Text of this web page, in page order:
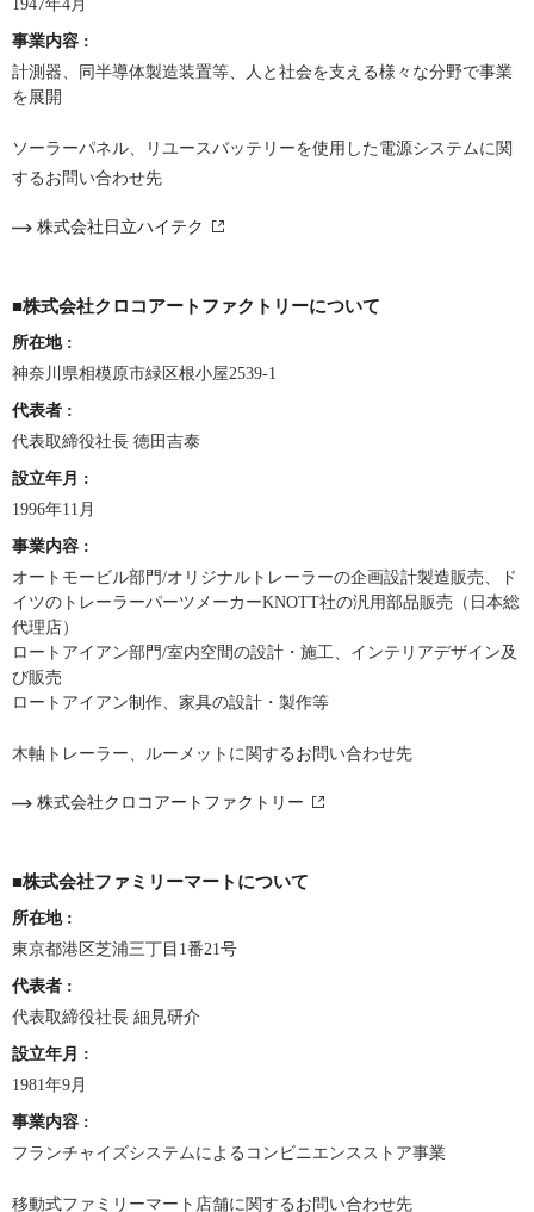
1947年4月
事業内容 :
計測器、同半導体製造装置等、人と社会を支える様々な分野で事業
を展開
ソーラーパネル、リユースバッテリーを使用した電源システムに関
するお問い合わせ先
株式会社日立ハイテク
■株式会社クロコアートファクトリーについて
所在地 :
神奈川県相模原市緑区根小屋2539-1
代表者 :
代表取締役社長 徳田吉泰
設立年月 :
1996年11月
事業内容 :
オートモービル部門/オリジナルトレーラーの企画設計製造販売、ド
イツのトレーラーパーツメーカーKNOTT社の汎用部品販売（日本総
代理店）
ロートアイアン部門/室内空間の設計・施工、インテリアデザイン及
び販売
ロートアイアン制作、家具の設計・製作等
木軸トレーラー、ルーメットに関するお問い合わせ先
株式会社クロコアートファクトリー
■株式会社ファミリーマートについて
所在地 :
東京都港区芝浦三丁目1番21号
代表者 :
代表取締役社長 細見研介
設立年月 :
1981年9月
事業内容 :
フランチャイズシステムによるコンビニエンスストア事業
移動式ファミリーマート店舗に関するお問い合わせ先